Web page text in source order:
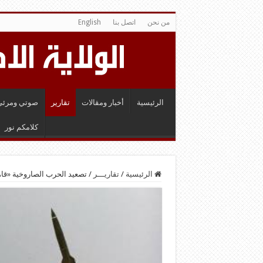
من نحن اتصل بنا English
الرئيسية أخبار ومقالات تقارير صوتي
كلامكم نور
الرئيسية / تقاريـــر / تصعيد الحرب الصاروخية «قاهر1» يضرب مطار أبها –